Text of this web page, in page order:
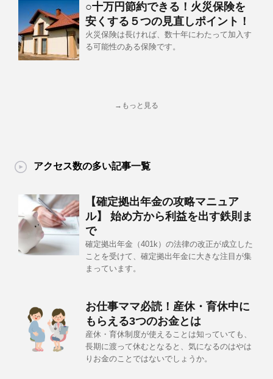
○十万円節約できる！火災保険を
安くする５つの見直しポイント！
火災保険は長ければ、数十年にわたって加入す
る可能性のある保険です。
→もっと見る
アクセス数の多い記事一覧
【確定拠出年金の攻略マニュア
ル】 始め方から利益を出す鉄則ま
で
確定拠出年金（401k）の法律の改正が成立した
ことを受けて、確定拠出年金に大きな注目が集
まっています。
お仕事ママ必読！産休・育休中に
もらえる3つのお金とは
産休・育休制度が使えることは知っていても、
長期に渡って休むとなると、気になるのはやは
りお金のことではないでしょうか。